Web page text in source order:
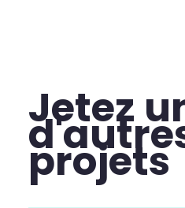
Jetez
projets